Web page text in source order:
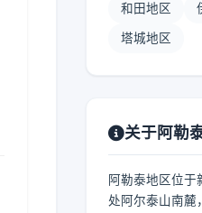
和田地区
塔城地区
关于阿勒
阿勒泰地区位于
处阿尔泰山南麓